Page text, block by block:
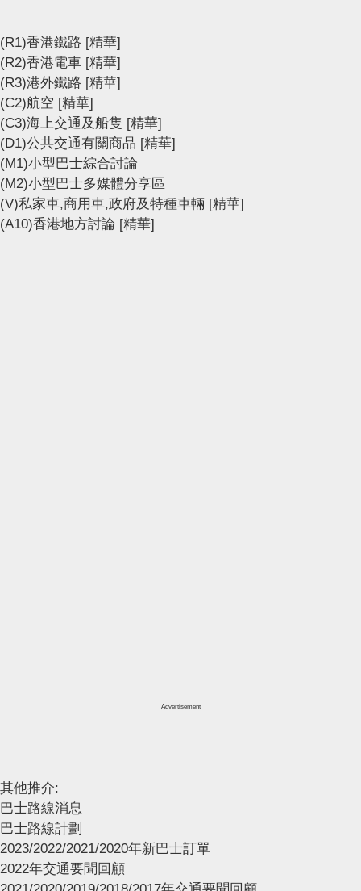
(R1)香港鐵路 [精華]
(R2)香港電車 [精華]
(R3)港外鐵路 [精華]
(C2)航空 [精華]
(C3)海上交通及船隻 [精華]
(D1)公共交通有關商品 [精華]
(M1)小型巴士綜合討論
(M2)小型巴士多媒體分享區
(V)私家車,商用車,政府及特種車輛 [精華]
(A10)香港地方討論 [精華]
Advertisement
其他推介:
巴士路線消息
巴士路線計劃
2023/2022/2021/2020年新巴士訂單
2022年交通要聞回顧